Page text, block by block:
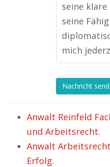
seine
seine
mich
Nachricht
Anwalt Reinfeld
und Arbeitsrecht.
Anwalt
Erfolg.